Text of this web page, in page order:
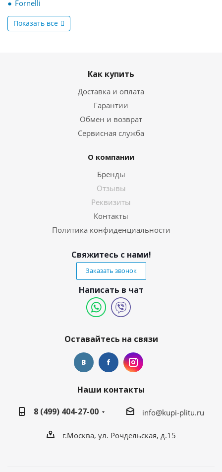
Fornelli
Показать все
Как купить
Доставка и оплата
Гарантии
Обмен и возврат
Сервисная служба
О компании
Бренды
Отзывы
Реквизиты
Контакты
Политика конфиденциальности
Свяжитесь с нами!
Заказать звонок
Написать в чат
Оставайтесь на связи
Наши контакты
8 (499) 404-27-00
info@kupi-plitu.ru
г.Москва, ул. Рочдельская, д.15